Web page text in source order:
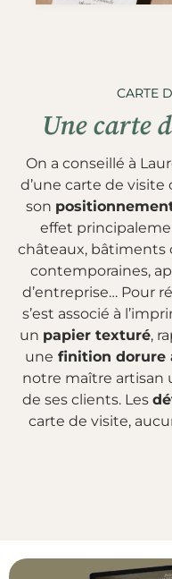
CARTE
Une carte
On a conseillé à
d’une carte de
son
effet
châteaux, bâtiments
contemporaines,
d’entreprise… Pour
s’est associé à
un papier texturé,
une finition dorure
notre maître artisan
de ses clients. Les
carte de visite,